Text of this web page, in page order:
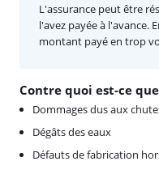
Contre quoi est-ce
Dommages dus aux
Dégâts des eaux
Défauts de fabrication
L'assurance peut être
l'avez payée à l'avance.
montant payé en trop